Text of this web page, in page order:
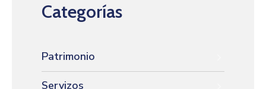
Categorías
Patrimonio
Servizos